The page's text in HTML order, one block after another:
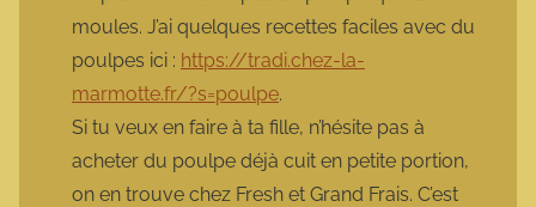
moules. J’ai quelques recettes faciles avec du
poulpes ici : https://tradi.chez-la-
marmotte.fr/?s=poulpe.
Si tu veux en faire à ta fille, n’hésite pas à
acheter du poulpe déjà cuit en petite portion,
on en trouve chez Fresh et Grand Frais. C’est